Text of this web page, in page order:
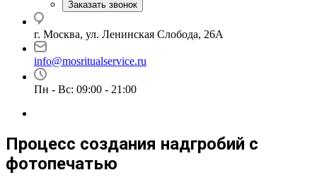
Заказать звонок
г. Москва, ул. Ленинская Слобода, 26А
info@mosritualservice.ru
Пн - Вс: 09:00 - 21:00
Процесс создания надгробий с
фотопечатью